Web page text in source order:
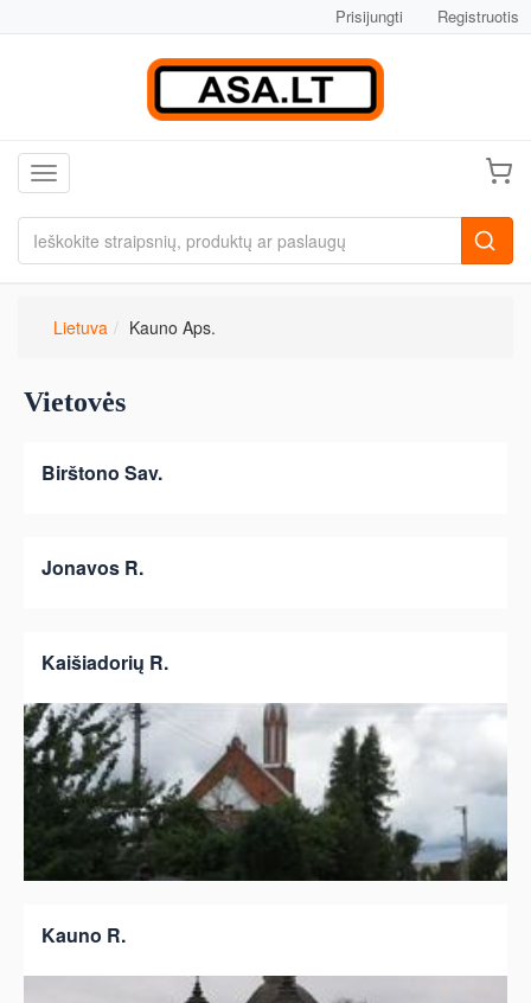
Prisijungti Registruotis
Toggle navigation
Lietuva Kauno Aps.
Vietovės
Birštono Sav.
Jonavos R.
Kaišiadorių R.
Kauno R.